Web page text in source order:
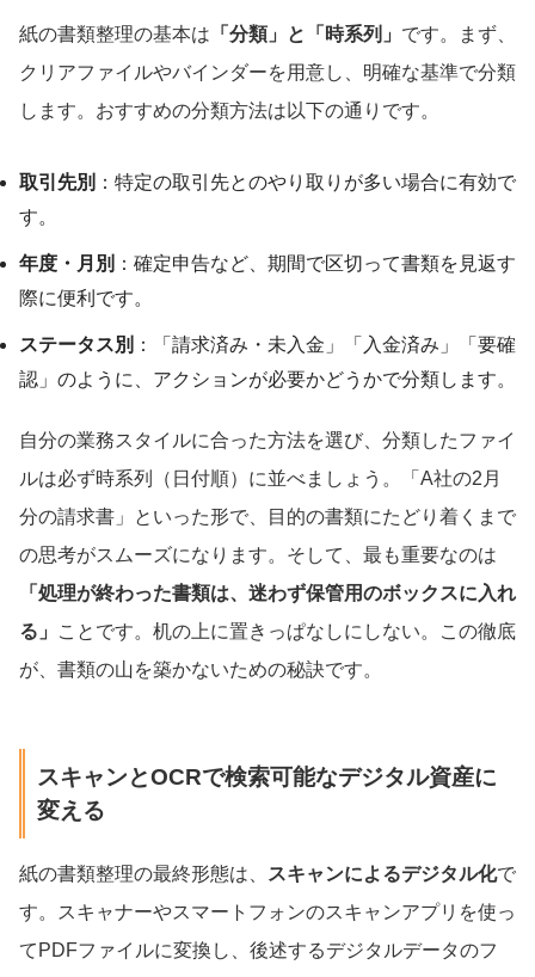
紙の書類整理の基本は 「分類」と「時系列」 です。まず、
クリアファイルやバインダーを用意し、明確な基準で分類
します。おすすめの分類方法は以下の通りです。
取引先別 ：特定の取引先とのやり取りが多い場合に有効で
す。
年度・月別 ：確定申告など、期間で区切って書類を見返す
際に便利です。
ステータス別 ：「請求済み・未入金」「入金済み」「要確
認」のように、アクションが必要かどうかで分類します。
自分の業務スタイルに合った方法を選び、分類したファイ
ルは必ず時系列（日付順）に並べましょう。「A社の2月
分の請求書」といった形で、目的の書類にたどり着くまで
の思考がスムーズになります。そして、最も重要なのは
「処理が終わった書類は、迷わず保管用のボックスに入れ
る」
ことです。机の上に置きっぱなしにしない。この徹底
が、書類の山を築かないための秘訣です。
スキャンとOCRで検索可能なデジタル資産に
変える
紙の書類整理の最終形態は、 スキャンによるデジタル化で
す。スキャナーやスマートフォンのスキャンアプリを使っ
てPDFファイルに変換し、後述するデジタルデータのフ